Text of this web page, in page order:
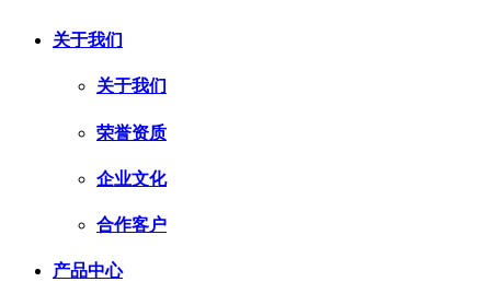
关于我们
关于我们
荣誉资质
企业文化
合作客户
产品中心